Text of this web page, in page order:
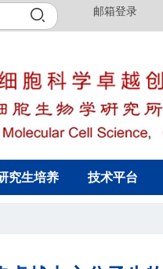
邮箱登录
究生培养 技术平台